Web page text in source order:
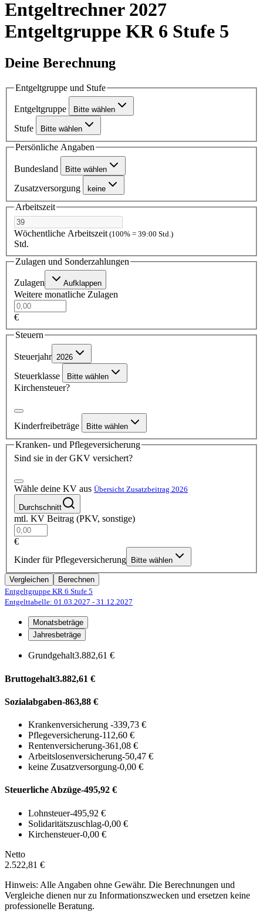
Entgeltrechner 2027
Entgeltgruppe KR 6 Stufe 5
Deine Berechnung
Entgeltgruppe und Stufe
Entgeltgruppe Bitte wählen
Stufe Bitte wählen
Persönliche Angaben
Bundesland Bitte wählen
Zusatzversorgung keine
Arbeitszeit
Wöchentliche Arbeitszeit (100% = 39:00 Std.)
Std.
Zulagen und Sonderzahlungen
Zulagen Aufklappen
Weitere monatliche Zulagen
€
Steuern
Steuerjahr 2026
Steuerklasse Bitte wählen
Kirchensteuer?
Kinderfreibeträge Bitte wählen
Kranken- und Pflegeversicherung
Sind sie in der GKV versichert?
Wähle deine KV aus Übersicht Zusatzbeitrag 2026
Durchschnitt
mtl. KV Beitrag (PKV, sonstige)
€
Kinder für Pflegeversicherung
Bitte wählen
Vergleichen
Berechnen
Entgeltgruppe KR 6 Stufe 5
Entgelttabelle: 01.03.2027 - 31.12.2027
Monatsbeträge
Jahresbeträge
Grundgehalt3.882,61 €
Bruttogehalt3.882,61 €
Sozialabgaben-863,88 €
Krankenversicherung -339,73 €
Pflegeversicherung-112,60 €
Rentenversicherung-361,08 €
Arbeitslosenversicherung-50,47 €
keine Zusatzversorgung-0,00 €
Steuerliche Abzüge-495,92 €
Lohnsteuer-495,92 €
Solidaritätszuschlag-0,00 €
Kirchensteuer-0,00 €
Netto
2.522,81 €
Hinweis: Alle Angaben ohne Gewähr. Die Berechnungen und
Vergleiche dienen nur zu Informationszwecken und ersetzen keine
professionelle Beratung.